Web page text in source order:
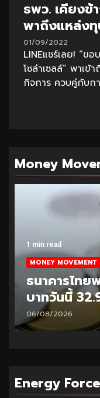
ธพว. เคียงข้
พาถึงแหล่งทุ
01/09/2022
LINEแชร์เลย! “ข
โซล่าเซลล์” พาเข้
กิจการ ควบคู่กับกา
Money
1 min read
MONEY MOVEMENT
ธนาคารไทย
บาทวันนี้
06/08/2026
Energy Force